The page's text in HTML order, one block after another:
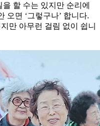
할 수는 있지만 순리에
오면 ‘그렇구나’ 합니다.
만 아무런 걸림 없이 쉽니